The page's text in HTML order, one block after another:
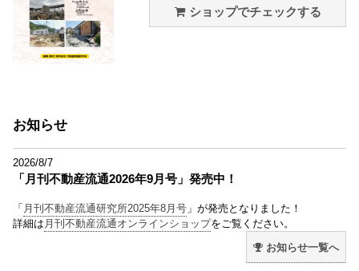
ショップでチェックする
お知らせ
2026/8/7
「月刊不動産流通2026年9月号」発売中！
「 月刊不動産流通研究所2025年8月号 」が発売となりました！
詳細は 月刊不動産流通オンラインショップをご覧ください。
お知らせ一覧へ